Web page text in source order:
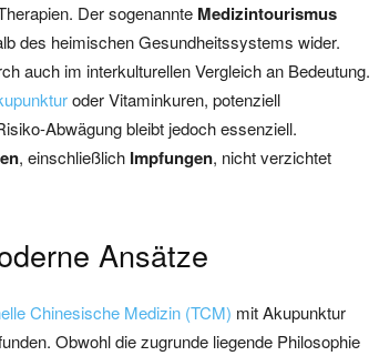
Der sogenannte Medizintourismus
des heimischen Gesundheitssystems wider.
auch im interkulturellen Vergleich an Bedeutung.
oder Vitaminkuren, potenziell
Abwägung bleibt jedoch essenziell.
, einschließlich Impfungen, nicht verzichtet
Ansätze
Chinesische Medizin (TCM) mit Akupunktur
Obwohl die zugrunde liegende Philosophie